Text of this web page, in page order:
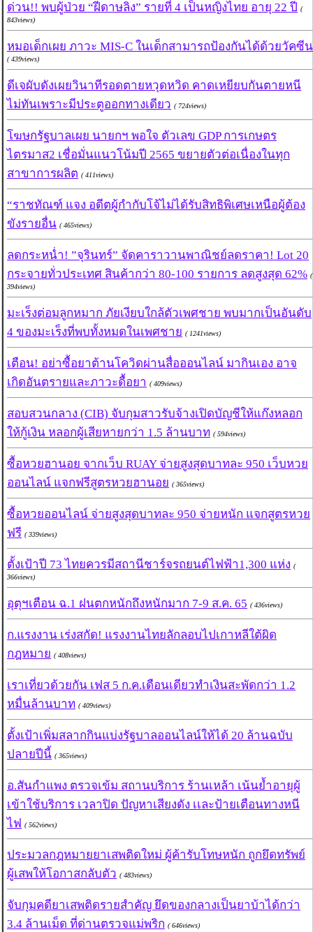
ด่วน!! พบผู้ป่วย “ฝีดาษลิง” รายที่ 4 เป็นหญิงไทย อายุ 22 ปี (
843views)
หมอเด็กเผย ภาวะ MIS-C ในเด็กสามารถป้องกันได้ด้วยวัคซีน
( 439views)
ดีเจผับดังเผยวินาทีรอดตายหวุดหวิด คาดเหยียบกันตายหนี
ไม่ทันเพราะมีประตูออกทางเดียว ( 724views)
โฆษกรัฐบาลเผย นายกฯ พอใจ ตัวเลข GDP การเกษตร
ไตรมาส2 เชื่อมั่นแนวโน้มปี 2565 ขยายตัวต่อเนื่องในทุก
สาขาการผลิต ( 411views)
“ราชทัณฑ์ แจง อดีตผู้กำกับโจ้ไม่ได้รับสิทธิพิเศษเหนือผู้ต้อง
ขังรายอื่น ( 465views)
ลดกระหน่ำ! ”จุรินทร์” จัดคาราวานพาณิชย์ลดราคา! Lot 20
กระจายทั่วประเทศ สินค้ากว่า 80-100 รายการ ลดสูงสุด 62% (
394views)
มะเร็งต่อมลูกหมาก ภัยเงียบใกล้ตัวเพศชาย พบมากเป็นอันดับ
4 ของมะเร็งที่พบทั้งหมดในเพศชาย ( 1241views)
เตือน! อย่าซื้อยาต้านโควิดผ่านสื่อออนไลน์ มากินเอง อาจ
เกิดอันตรายและภาวะดื้อยา ( 409views)
สอบสวนกลาง (CIB) จับกุมสาวรับจ้างเปิดบัญชีให้แก๊งหลอก
ให้กู้เงิน หลอกผู้เสียหายกว่า 1.5 ล้านบาท ( 594views)
ซื้อหวยฮานอย จากเว็บ RUAY จ่ายสูงสุดบาทละ 950 เว็บหวย
ออนไลน์ แจกฟรีสูตรหวยฮานอย ( 365views)
ซื้อหวยออนไลน์ จ่ายสูงสุดบาทละ 950 จ่ายหนัก แจกสูตรหวย
ฟรี ( 339views)
ตั้งเป้าปี 73 ไทยควรมีสถานีชาร์จรถยนต์ไฟฟ้า1,300 แห่ง (
366views)
อุตุฯเตือน ฉ.1 ฝนตกหนักถึงหนักมาก 7-9 ส.ค. 65 ( 436views)
ก.แรงงาน เร่งสกัด! แรงงานไทยลักลอบไปเกาหลีใต้ผิด
กฎหมาย ( 408views)
เราเที่ยวด้วยกัน เฟส 5 ก.ค.เดือนเดียวทำเงินสะพัดกว่า 1.2
หมื่นล้านบาท ( 409views)
ตั้งเป้าเพิ่มสลากกินแบ่งรัฐบาลออนไลน์ให้ได้ 20 ล้านฉบับ
ปลายปีนี้ ( 365views)
อ.สันกำแพง ตรวจเข้ม สถานบริการ ร้านเหล้า เน้นย้ำอายุผู้
เข้าใช้บริการ เวลาปิด ปัญหาเสียงดัง เเละป้ายเตือนทางหนี
ไฟ ( 562views)
ประมวลกฎหมายยาเสพติดใหม่ ผู้ค้ารับโทษหนัก ถูกยึดทรัพย์
ผู้เสพให้โอกาสกลับตัว ( 483views)
จับกุมคดียาเสพติดรายสำคัญ ยึดของกลางเป็นยาบ้าได้กว่า
3.4 ล้านเม็ด ที่ด่านตรวจแม่พริก ( 646views)